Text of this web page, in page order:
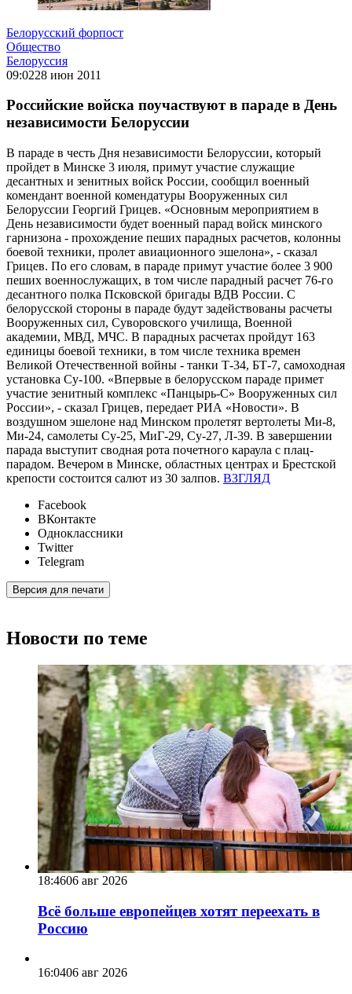
Белорусский форпост
Общество
Белоруссия
09:0228 июн 2011
Российские войска поучаствуют в параде в День
независимости Белоруссии
В параде в честь Дня независимости Белоруссии, который
пройдет в Минске 3 июля, примут участие служащие
десантных и зенитных войск России, сообщил военный
комендант военной комендатуры Вооруженных сил
Белоруссии Георгий Грицев. «Основным мероприятием в
День независимости будет военный парад войск минского
гарнизона - прохождение пеших парадных расчетов, колонны
боевой техники, пролет авиационного эшелона», - сказал
Грицев. По его словам, в параде примут участие более 3 900
пеших военнослужащих, в том числе парадный расчет 76-го
десантного полка Псковской бригады ВДВ России. С
белорусской стороны в параде будут задействованы расчеты
Вооруженных сил, Суворовского училища, Военной
академии, МВД, МЧС. В парадных расчетах пройдут 163
единицы боевой техники, в том числе техника времен
Великой Отечественной войны - танки Т-34, БТ-7, самоходная
установка Су-100. «Впервые в белорусском параде примет
участие зенитный комплекс «Панцырь-С» Вооруженных сил
России», - сказал Грицев, передает РИА «Новости». В
воздушном эшелоне над Минском пролетят вертолеты Ми-8,
Ми-24, самолеты Су-25, МиГ-29, Су-27, Л-39. В завершении
парада выступит сводная рота почетного караула с плац-
парадом. Вечером в Минске, областных центрах и Брестской
крепости состоится салют из 30 залпов. ВЗГЛЯД
Facebook
ВКонтакте
Одноклассники
Twitter
Telegram
Версия для печати
Новости по теме
18:4606 авг 2026
Всё больше европейцев хотят переехать в
Россию
16:0406 авг 2026